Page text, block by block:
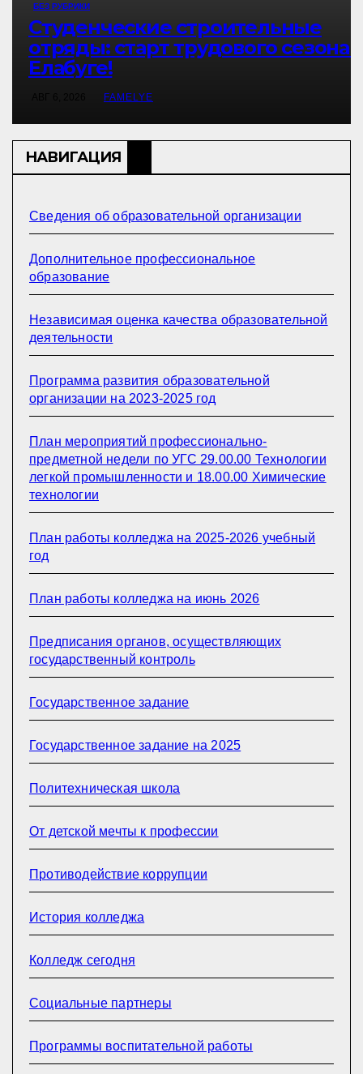
БЕЗ РУБРИКИ
Студенческие строительные
отряды: старт трудового сезона
Елабуге!
FAMELYE
НАВИГАЦИЯ
Сведения об образовательной организации
Дополнительное профессиональное
образование
Независимая оценка качества образовательной
деятельности
Программа развития образовательной
организации на 2023-2025 год
План мероприятий профессионально-
предметной недели по УГС 29.00.00 Технологии
легкой промышленности и 18.00.00 Химические
технологии
План работы колледжа на 2025-2026 учебный
год
План работы колледжа на июнь 2026
Предписания органов, осуществляющих
государственный контроль
Государственное задание
Государственное задание на 2025
Политехническая школа
От детской мечты к профессии
Противодействие коррупции
История колледжа
Колледж сегодня
Социальные партнеры
Программы воспитательной работы